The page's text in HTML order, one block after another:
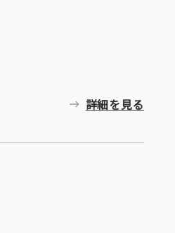
詳細を見る